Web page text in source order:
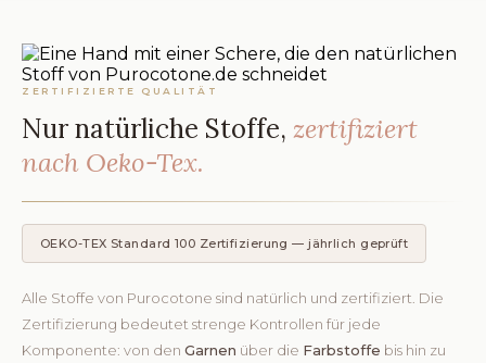
ZERTIFIZIERTE QUALITÄT
Nur natürliche Stoffe, zertifiziert
nach Oeko-Tex.
OEKO-TEX Standard 100 Zertifizierung — jährlich geprüft
Alle Stoffe von Purocotone sind natürlich und zertifiziert. Die
Zertifizierung bedeutet strenge Kontrollen für jede
Komponente: von den Garnen über die Farbstoffe bis hin zu